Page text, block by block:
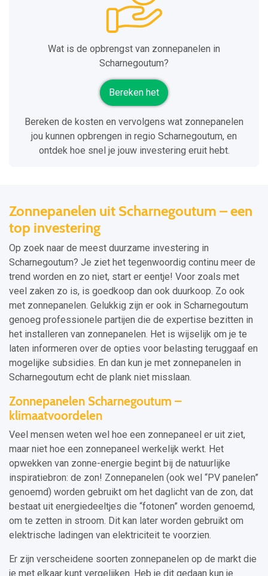
Wat is de opbrengst van zonnepanelen in
Scharnegoutum?
Bereken het
Bereken de kosten en vervolgens wat zonnepanelen
jou kunnen opbrengen in regio Scharnegoutum, en
ontdek hoe snel je jouw investering eruit hebt.
Zonnepanelen uit Scharnegoutum – een
top investering
Op zoek naar de meest duurzame investering in
Scharnegoutum? Je ziet het tegenwoordig continu meer de
trend worden en zo niet, start er eentje! Voor zoals met
veel zaken zo is, is goedkoop dan ook duurkoop. Zo ook
met zonnepanelen. Gelukkig zijn er ook in Scharnegoutum
genoeg professionele partijen die de expertise bezitten in
het installeren van zonnepanelen. Het is wijselijk om je te
laten informeren over de opties voor belasting teruggaaf en
mogelijke subsidies. En dan kun je met zonnepanelen in
Scharnegoutum echt de plank niet misslaan.
Zonnepanelen Scharnegoutum –
klimaatvoordelen
Veel mensen weten wel hoe een zonnepaneel er uit ziet,
maar niet hoe een zonnepaneel werkelijk werkt. Het
opwekken van zonne-energie begint bij de natuurlijke
inspiratiebron: de zon! Zonnepanelen (ook wel “PV panelen”
genoemd) worden gebruikt om het daglicht van de zon, dat
bestaat uit energiedeeltjes die “fotonen” worden genoemd,
om te zetten in stroom. Dit kan later worden gebruikt om
elektrische ladingen van elektriciteit te voorzien.
Er zijn verscheidene soorten zonnepanelen op de markt die
je met elkaar kunt vergelijken. Heb je dit gedaan kun je